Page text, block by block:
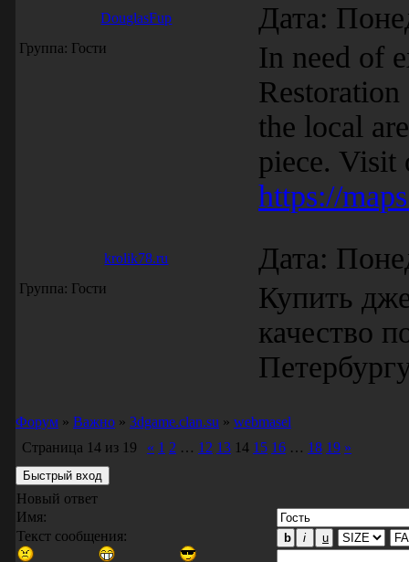
DouglasFup Дата:
Группа: Гости
In need of
the local
piece. Visit
https://
krolik78.ru Дата:
Группа: Гости
Купить
качество
Форум » Важно » 3dgame.clan.su » webmasel
Страница 14 из 19 « 1 2 … 12 13 14 15 16 … 18 19 »
Новый ответ
Имя:
Текст сообщения: